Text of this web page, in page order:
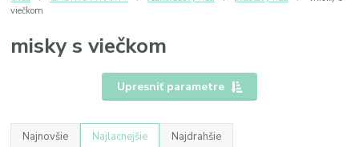
viečkom
misky s viečkom
Upresniť parametre
Najnovšie Najlacnejšie Najdrahšie